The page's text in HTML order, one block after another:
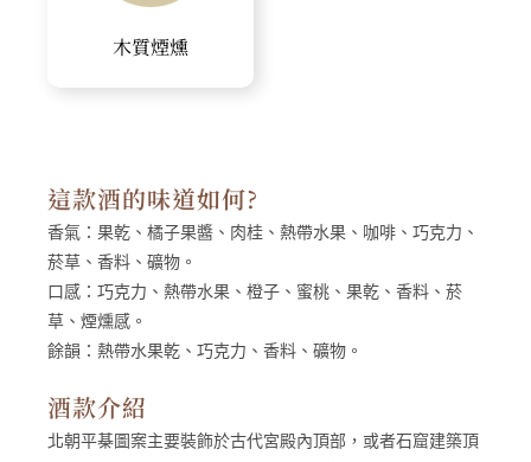
木質煙燻
這款酒的味道如何?
香氣： 果乾、橘子果醬、肉桂、熱帶水果、咖啡、巧克力、
菸草、香料、礦物。
口感： 巧克力、熱帶水果、橙子、蜜桃、果乾、香料、菸
草、煙燻感。
餘韻： 熱帶水果乾、巧克力、香料、礦物。
酒款介紹
北朝平棊圖案主要裝飾於古代宮殿內頂部，或者石窟建築頂